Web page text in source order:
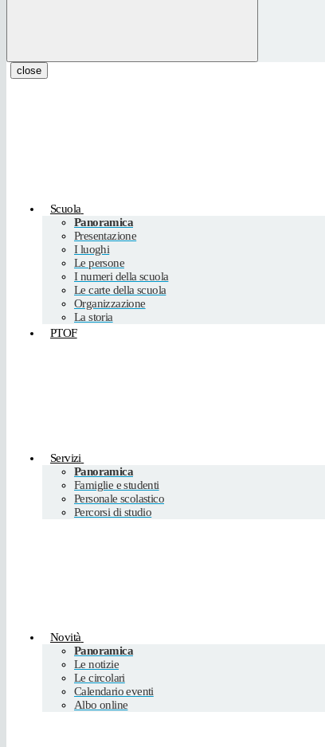
close
Scuola
Panoramica
Presentazione
I luoghi
Le persone
I numeri della scuola
Le carte della scuola
Organizzazione
La storia
PTOF
Servizi
Panoramica
Famiglie e studenti
Personale scolastico
Percorsi di studio
Novità
Panoramica
Le notizie
Le circolari
Calendario eventi
Albo online